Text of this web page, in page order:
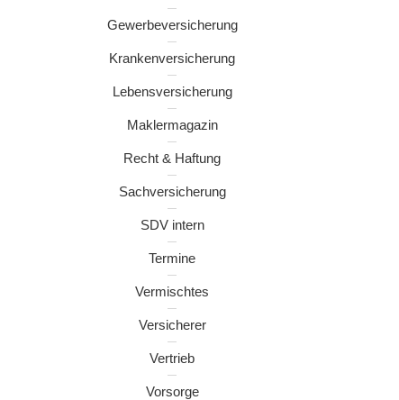
Gewerbeversicherung
Krankenversicherung
Lebensversicherung
Maklermagazin
Recht & Haftung
Sachversicherung
SDV intern
Termine
Vermischtes
Versicherer
Vertrieb
Vorsorge